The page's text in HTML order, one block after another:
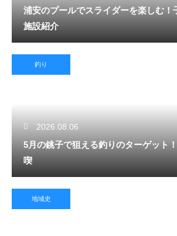
浦安のプールでスライダーを楽しむ！
施設紹介
釣り
2026.08.06
5月の銚子で狙える釣りのターゲット
喫
地域史